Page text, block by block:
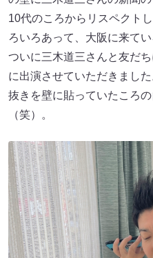
10代のころからリスペクト
ろいろあって、大阪に来て
ついに三木道三さんと友だ
に出演させていただきまし
抜きを壁に貼っていたころ
（笑）。